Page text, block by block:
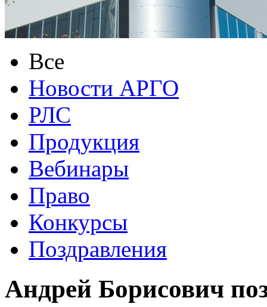
Все
Новости АРГО
РЛС
Продукция
Вебинары
Право
Конкурсы
Поздравления
Андрей Борисович